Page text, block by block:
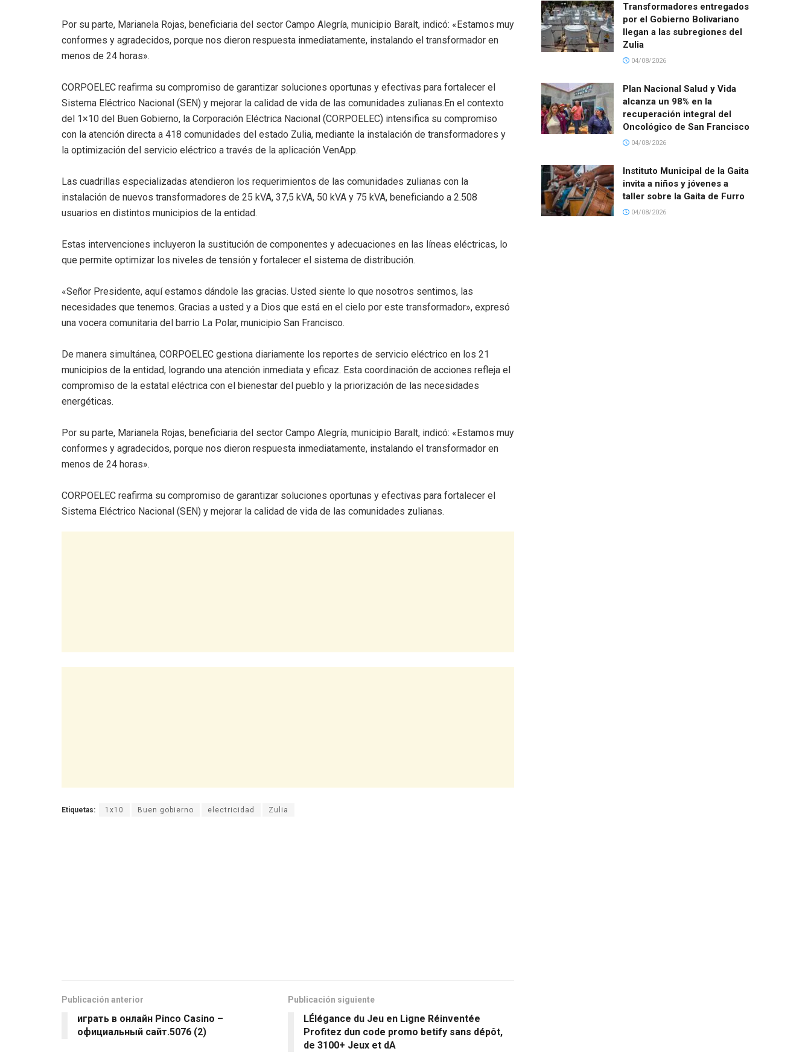
Por su parte, Marianela Rojas, beneficiaria del sector Campo Alegría, municipio Baralt, indicó: «Estamos muy
conformes y agradecidos, porque nos dieron respuesta inmediatamente, instalando el transformador en
menos de 24 horas».
CORPOELEC reafirma su compromiso de garantizar soluciones oportunas y efectivas para fortalecer el
Sistema Eléctrico Nacional (SEN) y mejorar la calidad de vida de las comunidades zulianas.En el contexto
del 1×10 del Buen Gobierno, la Corporación Eléctrica Nacional (CORPOELEC) intensifica su compromiso
con la atención directa a 418 comunidades del estado Zulia, mediante la instalación de transformadores y
la optimización del servicio eléctrico a través de la aplicación VenApp.
Las cuadrillas especializadas atendieron los requerimientos de las comunidades zulianas con la
instalación de nuevos transformadores de 25 kVA, 37,5 kVA, 50 kVA y 75 kVA, beneficiando a 2.508
usuarios en distintos municipios de la entidad.
Estas intervenciones incluyeron la sustitución de componentes y adecuaciones en las líneas eléctricas, lo
que permite optimizar los niveles de tensión y fortalecer el sistema de distribución.
«Señor Presidente, aquí estamos dándole las gracias. Usted siente lo que nosotros sentimos, las
necesidades que tenemos. Gracias a usted y a Dios que está en el cielo por este transformador», expresó
una vocera comunitaria del barrio La Polar, municipio San Francisco.
De manera simultánea, CORPOELEC gestiona diariamente los reportes de servicio eléctrico en los 21
municipios de la entidad, logrando una atención inmediata y eficaz. Esta coordinación de acciones refleja el
compromiso de la estatal eléctrica con el bienestar del pueblo y la priorización de las necesidades
energéticas.
Por su parte, Marianela Rojas, beneficiaria del sector Campo Alegría, municipio Baralt, indicó: «Estamos muy
conformes y agradecidos, porque nos dieron respuesta inmediatamente, instalando el transformador en
menos de 24 horas».
CORPOELEC reafirma su compromiso de garantizar soluciones oportunas y efectivas para fortalecer el
Sistema Eléctrico Nacional (SEN) y mejorar la calidad de vida de las comunidades zulianas.
Etiquetas: 1x10 Buen gobierno electricidad Zulia
Publicación anterior
играть в онлайн Pinco Casino –
официальный сайт.5076 (2)
Publicación siguiente
LÉlégance du Jeu en Ligne Réinventée
Profitez dun code promo betify sans dépôt,
de 3100+ Jeux et dA
Transformadores entregados
por el Gobierno Bolivariano
llegan a las subregiones del
Zulia
04/08/2026
Plan Nacional Salud y Vida
alcanza un 98% en la
recuperación integral del
Oncológico de San Francisco
04/08/2026
Instituto Municipal de la Gaita
invita a niños y jóvenes a
taller sobre la Gaita de Furro
04/08/2026